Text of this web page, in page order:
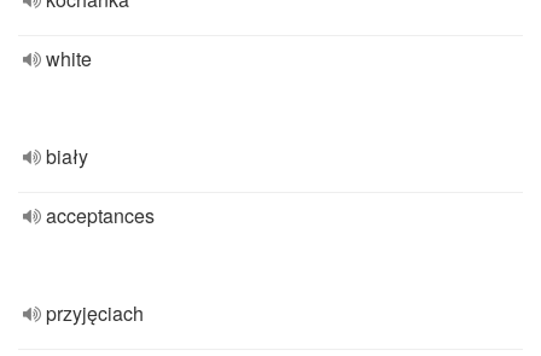
white
biały
acceptances
przyjęciach